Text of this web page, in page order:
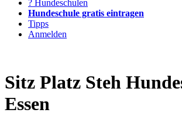
? Hundeschulen
Hundeschule gratis eintragen
Tipps
Anmelden
Sitz Platz Steh
Essen